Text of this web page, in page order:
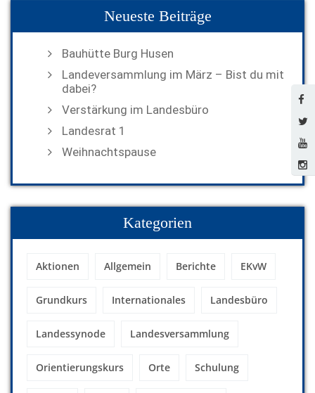
Neueste Beiträge
Bauhütte Burg Husen
Landeversammlung im März – Bist du mit
dabei?
Verstärkung im Landesbüro
Landesrat 1
Weihnachtspause
Kategorien
Aktionen Allgemein Berichte EKvW
Grundkurs Internationales Landesbüro
Landessynode Landesversammlung
Orientierungskurs Orte Schulung